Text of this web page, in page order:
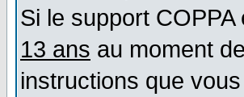
Si le support
13 ans au moment
instructions que